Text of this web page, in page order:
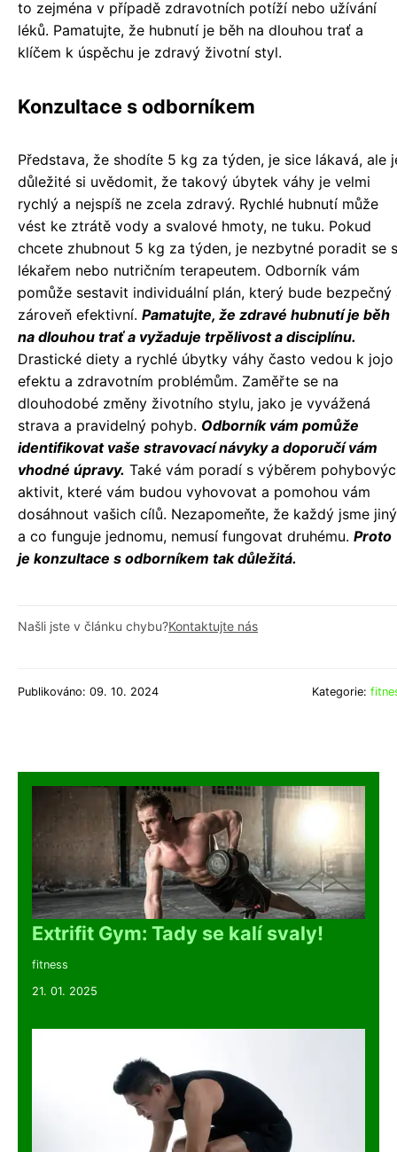
to zejména v případě zdravotních potíží nebo užívání
léků. Pamatujte, že hubnutí je běh na dlouhou trať a
klíčem k úspěchu je zdravý životní styl.
Konzultace s odborníkem
Představa, že shodíte 5 kg za týden, je sice lákavá, ale
důležité si uvědomit, že takový úbytek váhy je velmi
rychlý a nejspíš ne zcela zdravý. Rychlé hubnutí může
vést ke ztrátě vody a svalové hmoty, ne tuku. Pokud
chcete zhubnout 5 kg za týden, je nezbytné poradit se s
lékařem nebo nutričním terapeutem. Odborník vám
pomůže sestavit individuální plán, který bude bezpečný
zároveň efektivní. Pamatujte, že zdravé hubnutí je běh
na dlouhou trať a vyžaduje trpělivost a disciplínu.
Drastické diety a rychlé úbytky váhy často vedou k jojo
efektu a zdravotním problémům. Zaměřte se na
dlouhodobé změny životního stylu, jako je vyvážená
strava a pravidelný pohyb. Odborník vám pomůže
identifikovat vaše stravovací návyky a doporučí vám
vhodné úpravy. Také vám poradí s výběrem
aktivit, které vám budou vyhovovat a pomohou vám
dosáhnout vašich cílů. Nezapomeňte, že každý jsme jiný
a co funguje jednomu, nemusí fungovat druhému. Proto
je konzultace s odborníkem tak důležitá.
Našli jste v článku chybu?Kontaktujte nás
Publikováno: 09. 10. 2024 Kategorie:
Extrifit Gym: Tady se kalí svaly!
fitness
21. 01. 2025